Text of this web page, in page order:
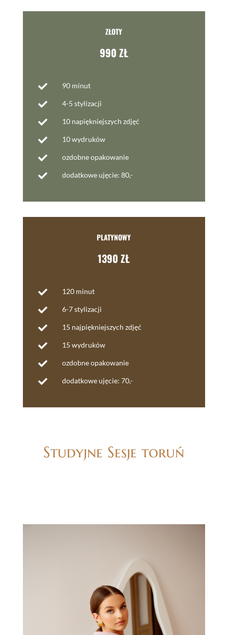
ZŁOTY
990 ZŁ
 90 minut
 4-5 stylizacji
 10 napiękniejszych zdjęć
 10 wydruków
 ozdobne opakowanie
 dodatkowe ujęcie: 80,-
PLATYNOWY
1390 ZŁ
 120 minut
 6-7 stylizacji
 15 najpiękniejszych zdjęć
 15 wydruków
 ozdobne opakowanie
 dodatkowe ujęcie: 70,-
Studyjne Sesje toruń